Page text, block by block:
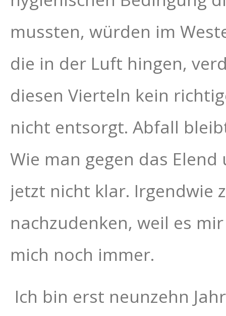
mussten, würden im
die in der Luft hingen,
diesen Vierteln kein
nicht entsorgt. Abfall
Wie man gegen das
jetzt nicht klar. Irgendwie
nachzudenken, weil es
mich noch immer.
Ich bin erst neunzehn